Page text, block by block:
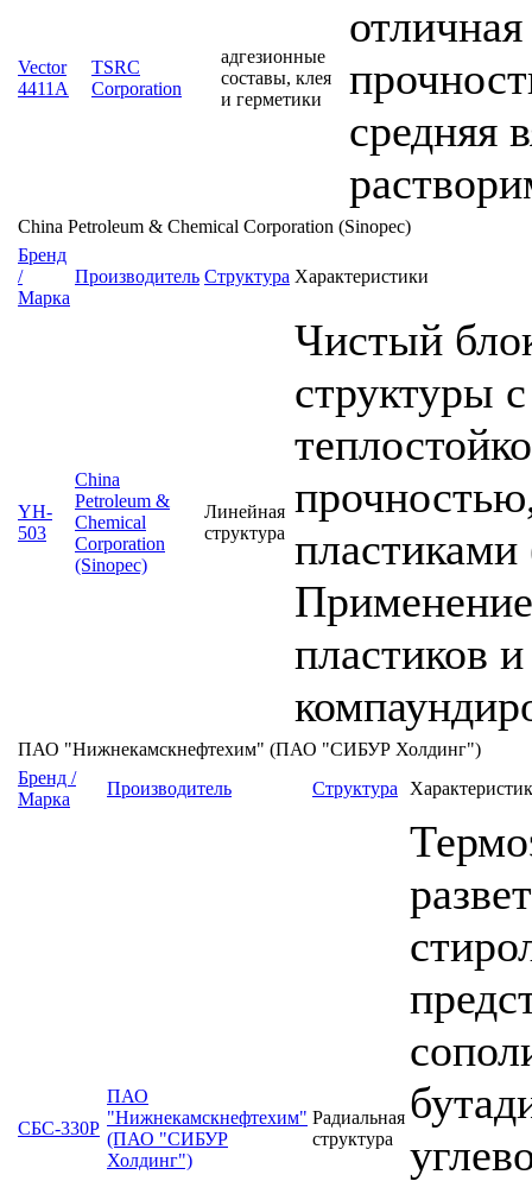
Vector
4411A
TSRC
Corporation
адгезионные
составы, клея
и герметики
средняя
China Petroleum & Chemical Corporation (Sinopec)
Бренд
/
Марка
Производитель Структура Характеристики
YH-
503
China
Petroleum &
Chemical
Corporation
(Sinopec)
Линейная
структура
Чистый
структуры
пластиков
ПАО "Нижнекамскнефтехим" (ПАО "СИБУР Холдинг")
Бренд /
Марка
Производитель Структура
СБС-330Р
ПАО
"Нижнекамскнефтехим"
(ПАО "СИБУР
Холдинг")
Радиальная
структура